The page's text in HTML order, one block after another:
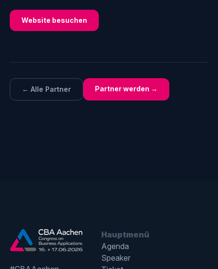
Website besuchen
← Alle Partner Partner werden →
Hauptmenü
Agenda
Speaker